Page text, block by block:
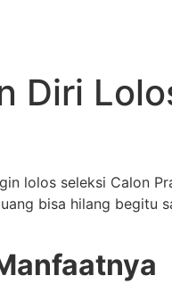
Diri
lolos seleksi Calon
bisa hilang begitu